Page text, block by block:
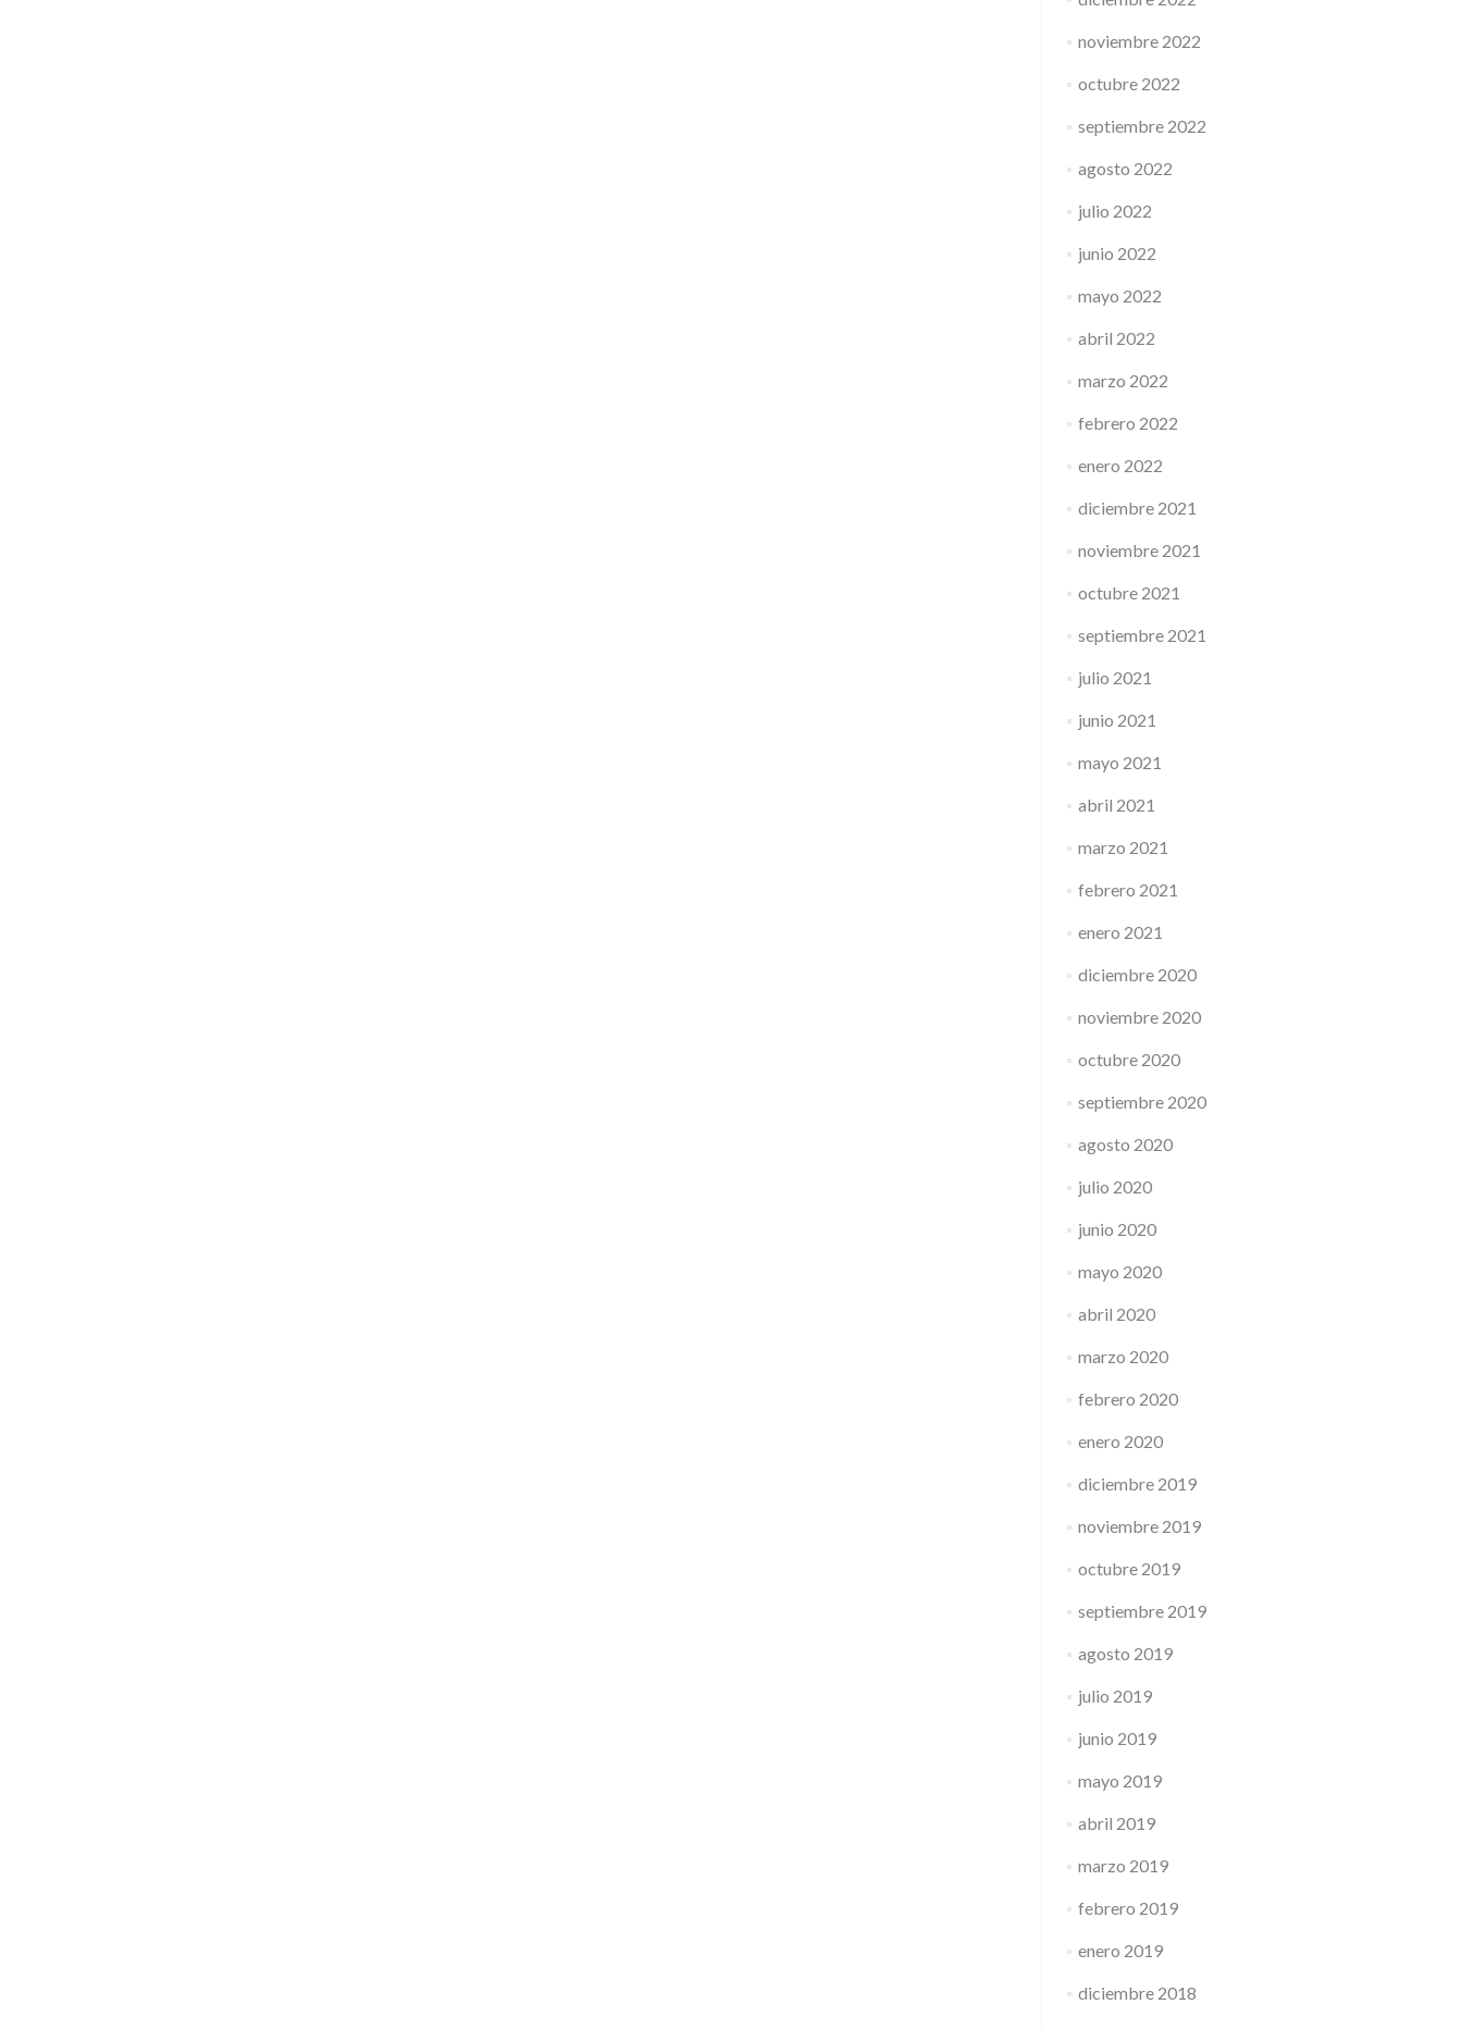
noviembre 2022
octubre 2022
septiembre 2022
agosto 2022
julio 2022
junio 2022
mayo 2022
abril 2022
marzo 2022
febrero 2022
enero 2022
diciembre 2021
noviembre 2021
octubre 2021
septiembre 2021
julio 2021
junio 2021
mayo 2021
abril 2021
marzo 2021
febrero 2021
enero 2021
diciembre 2020
noviembre 2020
octubre 2020
septiembre 2020
agosto 2020
julio 2020
junio 2020
mayo 2020
abril 2020
marzo 2020
febrero 2020
enero 2020
diciembre 2019
noviembre 2019
octubre 2019
septiembre 2019
agosto 2019
julio 2019
junio 2019
mayo 2019
abril 2019
marzo 2019
febrero 2019
enero 2019
diciembre 2018